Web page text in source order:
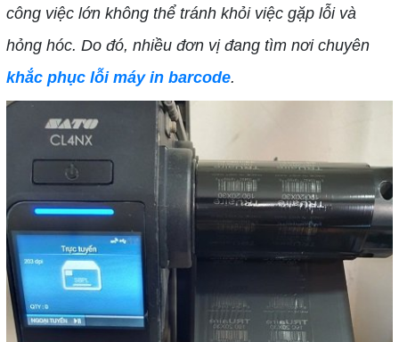
công việc lớn không thể tránh khỏi việc gặp lỗi và
hỏng hóc. Do đó, nhiều đơn vị đang tìm nơi chuyên
khắc phục lỗi máy in barcode.